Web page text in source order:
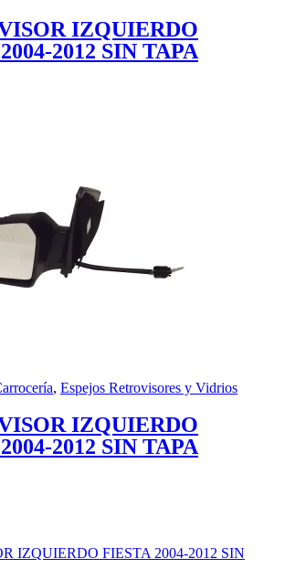
IZQUIERDO
2012 SIN TAPA
, Espejos Retrovisores y Vidrios
IZQUIERDO
2012 SIN TAPA
IZQUIERDO FIESTA 2004-2012 SIN